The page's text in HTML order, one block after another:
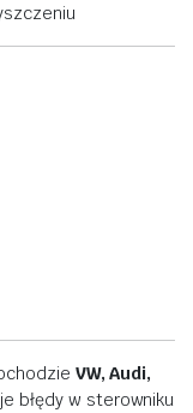
VW,Audi,
błędy w sterowniku